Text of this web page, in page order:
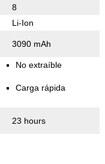
8
Li-Ion
3090 mAh
No extraíble
Carga rápida
23 hours